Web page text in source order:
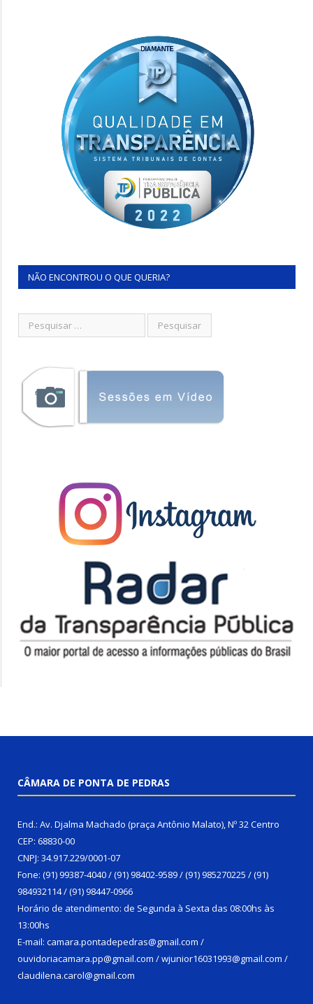
NÃO ENCONTROU O QUE QUERIA?
CÂMARA DE PONTA DE PEDRAS
End.: Av. Djalma Machado (praça Antônio Malato), Nº 32 Centro
CEP: 68830-00
CNPJ: 34.917.229/0001-07
Fone: (91) 99387-4040 / (91) 98402-9589 / (91) 985270225 / (91)
984932114 / (91) 98447-0966
Horário de atendimento: de Segunda à Sexta das 08:00hs às
13:00hs
E-mail: camara.pontadepedras@gmail.com /
ouvidoriacamara.pp@gmail.com / wjunior16031993@gmail.com /
claudilena.carol@gmail.com